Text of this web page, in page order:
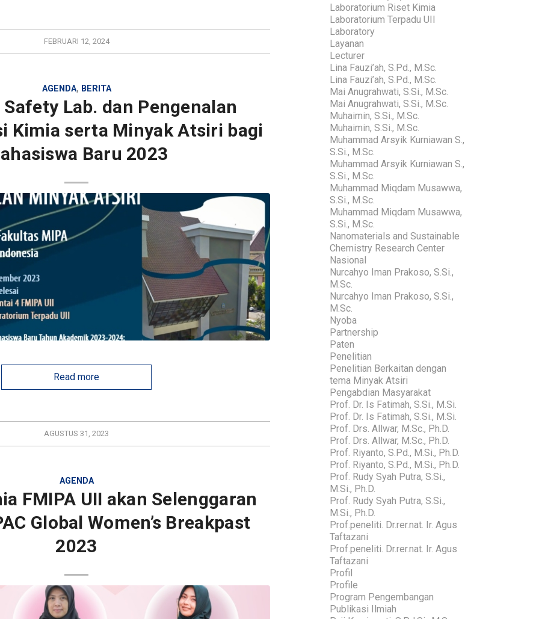
FEBRUARI 12, 2024
AGENDA, BERITA
Lab. dan Pengenalan
Kimia serta Minyak Atsiri bagi
Baru 2023
Read more
AGUSTUS 31, 2023
AGENDA
FMIPA UII akan Selenggaran
Global Women’s Breakpast
2023
Laboratorium Riset Kimia
Laboratorium Terpadu UII
Laboratory
Layanan
Lecturer
Lina Fauzi’ah, S.Pd., M.Sc.
Lina Fauzi’ah, S.Pd., M.Sc.
Mai Anugrahwati, S.Si., M.Sc.
Mai Anugrahwati, S.Si., M.Sc.
Muhaimin, S.Si., M.Sc.
Muhaimin, S.Si., M.Sc.
Muhammad Arsyik Kurniawan S.,
S.Si., M.Sc.
Muhammad Arsyik Kurniawan S.,
S.Si., M.Sc.
Muhammad Miqdam Musawwa,
S.Si., M.Sc.
Muhammad Miqdam Musawwa,
S.Si., M.Sc.
Nanomaterials and Sustainable
Chemistry Research Center
Nasional
Nurcahyo Iman Prakoso, S.Si.,
M.Sc.
Nurcahyo Iman Prakoso, S.Si.,
M.Sc.
Nyoba
Partnership
Paten
Penelitian
Penelitian Berkaitan dengan
tema Minyak Atsiri
Pengabdian Masyarakat
Prof. Dr. Is Fatimah, S.Si., M.Si.
Prof. Dr. Is Fatimah, S.Si., M.Si.
Prof. Drs. Allwar, M.Sc., Ph.D.
Prof. Drs. Allwar, M.Sc., Ph.D.
Prof. Riyanto, S.Pd., M.Si., Ph.D.
Prof. Riyanto, S.Pd., M.Si., Ph.D.
Prof. Rudy Syah Putra, S.Si.,
M.Si., Ph.D.
Prof. Rudy Syah Putra, S.Si.,
M.Si., Ph.D.
Prof.peneliti. Dr.rer.nat. Ir. Agus
Taftazani
Prof.peneliti. Dr.rer.nat. Ir. Agus
Taftazani
Profil
Profile
Program Pengembangan
Publikasi Ilmiah